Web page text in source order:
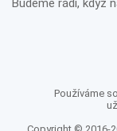
Budeme rádi, když
Používáme